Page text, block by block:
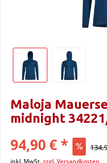
Maloja
midnight
94,90 € *
inkl. MwSt.zzgl. Versandkosten